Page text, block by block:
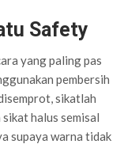
Safety
yang paling pas
pembersih
sikatlah
halus semisal
supaya warna tidak